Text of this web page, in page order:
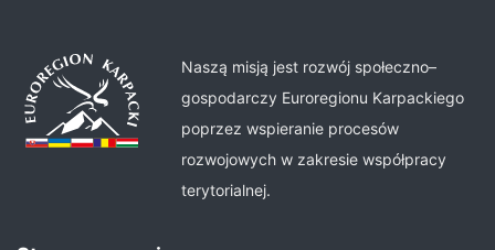
Naszą misją jest rozwój społeczno–
gospodarczy Euroregionu Karpackiego
poprzez wspieranie procesów
rozwojowych w zakresie współpracy
terytorialnej.